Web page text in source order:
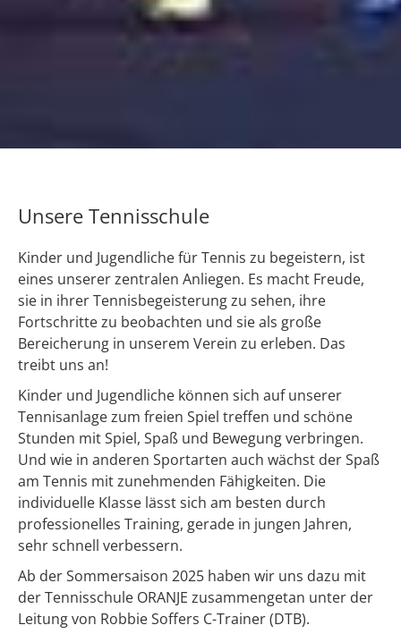
Unsere Tennisschule
Kinder und Jugendliche für Tennis zu begeistern, ist
eines unserer zentralen Anliegen. Es macht Freude,
sie in ihrer Tennisbegeisterung zu sehen, ihre
Fortschritte zu beobachten und sie als große
Bereicherung in unserem Verein zu erleben. Das
treibt uns an!
Kinder und Jugendliche können sich auf unserer
Tennisanlage zum freien Spiel treffen und schöne
Stunden mit Spiel, Spaß und Bewegung verbringen.
Und wie in anderen Sportarten auch wächst der Spaß
am Tennis mit zunehmenden Fähigkeiten. Die
individuelle Klasse lässt sich am besten durch
professionelles Training, gerade in jungen Jahren,
sehr schnell verbessern.
Ab der Sommersaison 2025 haben wir uns dazu mit
der Tennisschule ORANJE zusammengetan unter der
Leitung von Robbie Soffers C-Trainer (DTB).